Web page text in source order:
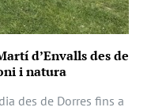
d’Envalls des de
i natura
des de Dorres fins a